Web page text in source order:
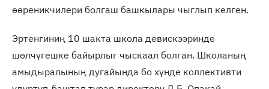
өөреникчилери болгаш башкылары чыглып келген.
Эртенгиниң 10 шакта школа девискээринде
шөлчүгешке байырлыг чыскаал болган. Школаның
амыдыралының дугайында бо хүнде коллективти